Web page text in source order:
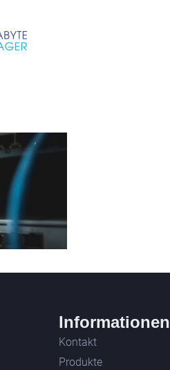
Informationen
Kontakt
Produkte